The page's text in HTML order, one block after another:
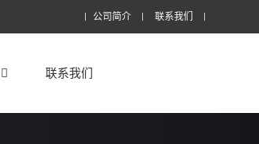
公司简介 联系我们
联系我们